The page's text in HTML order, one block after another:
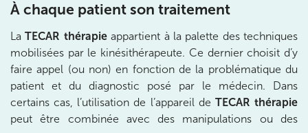
À chaque patient son traitement
LaTECAR thérapieappartient à la palette des techniques
mobilisées par le kinésithérapeute. Ce dernier choisit d’y
faire appel (ou non) en fonction de la problématique du
patient et du diagnostic posé par le médecin. Dans
certains cas, l’utilisation de l’appareil de TECAR thérapie
peut être combinée avec des manipulations ou des
Prenez RDV sur
IK OLYMPE SANTE ANTONY
28 Rue Velpeau 92160 Antony
28 Rue Velpeau 92160 Antony
01 76 21 71 41